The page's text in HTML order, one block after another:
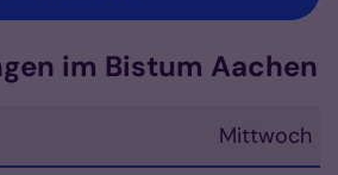
im Bistum Aachen
Mittwoch